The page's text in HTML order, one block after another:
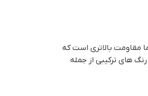
مقاومت بالاتری است که
های ترکیبی از جمله